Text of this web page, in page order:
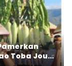
Toba Jou-